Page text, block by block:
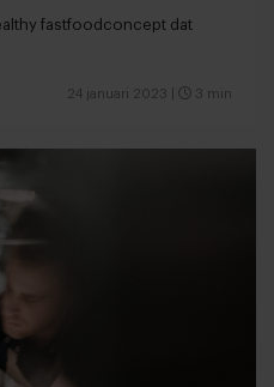
fastfoodconcept dat
24 januari 2023 3 min